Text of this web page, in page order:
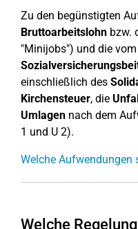
Zu den begünstigten
Bruttoarbeitslohn bzw.
"Minijobs") und die
einschließlich des
Kirchensteuer, die
Umlagen nach dem
1 und U 2).
Welche Aufwendungen
Welche